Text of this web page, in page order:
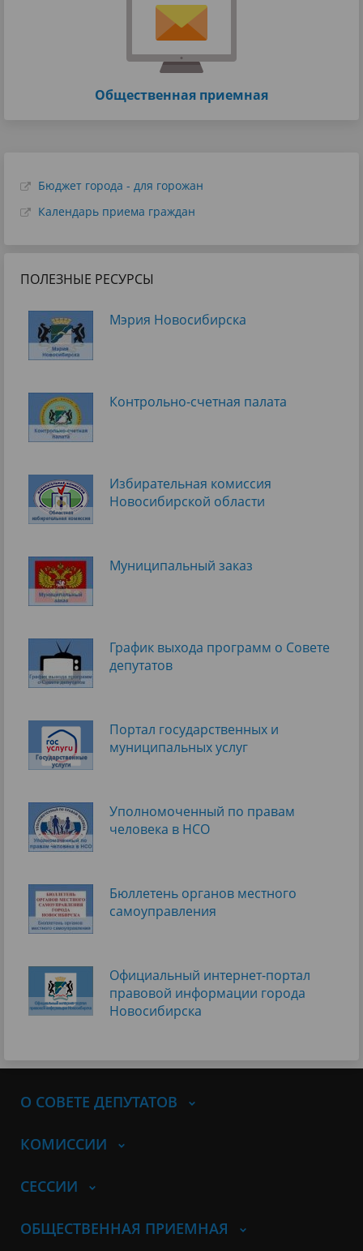
Общественная приемная
Бюджет города - для горожан
Календарь приема граждан
ПОЛЕЗНЫЕ РЕСУРСЫ
Мэрия Новосибирска
Контрольно-счетная палата
Избирательная комиссия
Новосибирской области
Муниципальный заказ
График выхода программ о Cовете
депутатов
Портал государственных и
муниципальных услуг
Уполномоченный по правам
человека в НСО
Бюллетень органов местного
самоуправления
Официальный интернет-портал
правовой информации города
Новосибирска
О СОВЕТЕ ДЕПУТАТОВ
КОМИССИИ
СЕССИИ
ОБЩЕСТВЕННАЯ ПРИЕМНАЯ